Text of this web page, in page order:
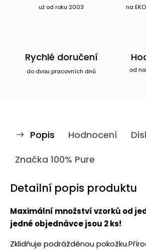
už od roku 2003 na
Rychlé doručení
do dvou pracovních dnů
od
Popis Hodnocení
Značka 100% Pure
Detailní popis produktu
Maximální množství vzorků od
jedné objednávce jsou 2 ks!
Zklidňuje podrážděnou